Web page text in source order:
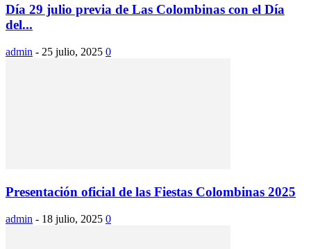
Día 29 julio previa de Las Colombinas con el Día
del...
admin - 25 julio, 2025 0
Presentación oficial de las Fiestas Colombinas 2025
admin - 18 julio, 2025 0